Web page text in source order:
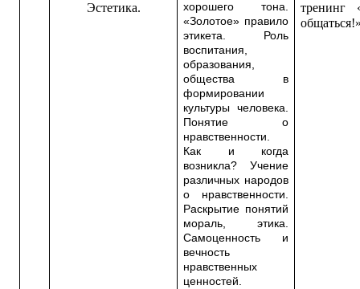
Эстетика.
хорошего тона.
«Золотое» правило
этикета. Роль
воспитания,
образования,
общества в
формировании
культуры человека.
Понятие о
нравственности.
Как и когда
возникла? Учение
различных народов
о нравственности.
Раскрытие понятий
мораль, этика.
Самоценность и
вечность
нравственных
ценностей.
тренинг